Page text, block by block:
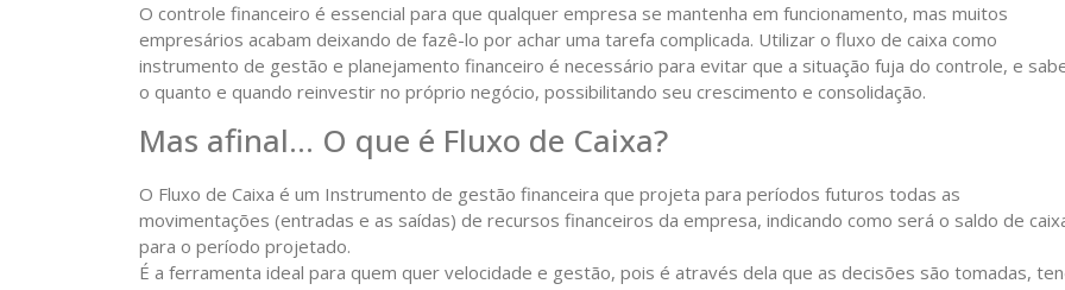
O controle financeiro é essencial para que qualquer empresa se mantenha em funcionamento, mas muitos
empresários acabam deixando de fazê-lo por achar uma tarefa complicada. Utilizar o fluxo de caixa como
instrumento de gestão e planejamento financeiro é necessário para evitar que a situação fuja do controle, e
o quanto e quando reinvestir no próprio negócio, possibilitando seu crescimento e consolidação.
Mas afinal… O que é Fluxo de Caixa?
O Fluxo de Caixa é um Instrumento de gestão financeira que projeta para períodos futuros todas as
movimentações (entradas e as saídas) de recursos financeiros da empresa, indicando como será o saldo de
para o período projetado.
É a ferramenta ideal para quem quer velocidade e gestão, pois é através dela que as decisões são tomadas,